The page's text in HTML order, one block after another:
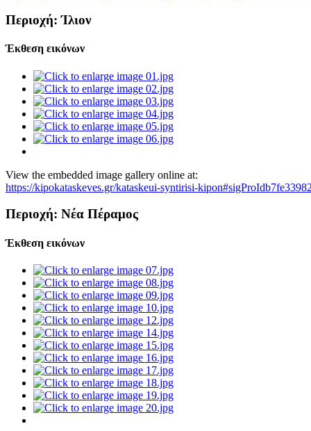
Περιοχή: Ίλιον
Έκθεση εικόνων
View the embedded image gallery online at:
https://kipokataskeves.gr/kataskeui-syntirisi-
Περιοχή: Νέα Πέραμος
Έκθεση εικόνων